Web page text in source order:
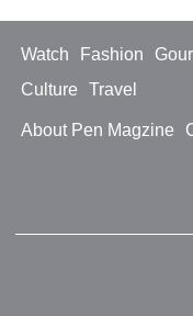
Watch Fashion
Culture
Travel
About Pen Magzine